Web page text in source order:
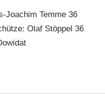
Joachim Temme 36
Olaf Stöppel 36